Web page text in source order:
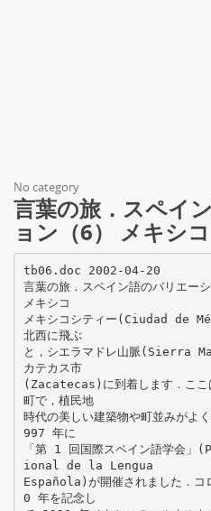
No category
言葉の旅．スペイ
ョン（6） メキシコ
tb06.doc 2002-04-20
言葉の旅．スペイン語のバリエーシ
メキシコ
メキシコシティー(Ciudad de
北西に飛ぶ
と，シエラマドレ山脈(Sierra
カテカス市
(Zacatecas)に到着します．ここ
町で，植民地
時代の美しい建築物や町並みがよ
997 年に
「第 1 回国際スペイン語学
ional de la Lengua
Española)が開催されました．コ
0 年を記念し